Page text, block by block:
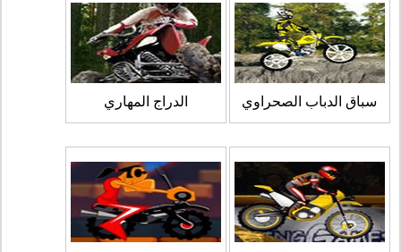
سباق الدباب الصحراوي الدراج المهاري